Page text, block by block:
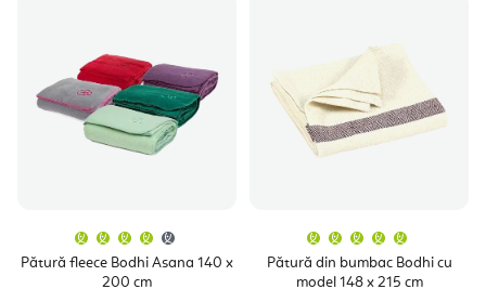
Pătură fleece Bodhi Asana 140 x
200 cm
a
produsului
Pătură din bumbac Bodhi cu
model 148 x 215 cm
a
este